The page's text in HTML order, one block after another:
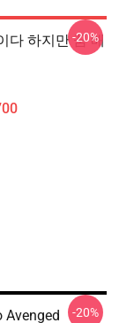
다 하지만 꿈 배
-20%
Avenged
-20%